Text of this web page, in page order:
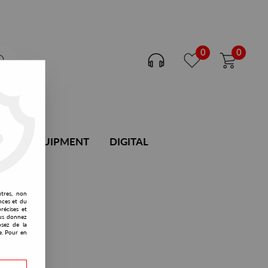
0 0
DJ EQUIPMENT DIGITAL
non
et du
et
donnez
de la
Pour en